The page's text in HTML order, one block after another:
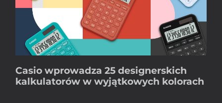
Casio wprowadza 25 designerskich
kalkulatorów w wyjątkowych kolorach